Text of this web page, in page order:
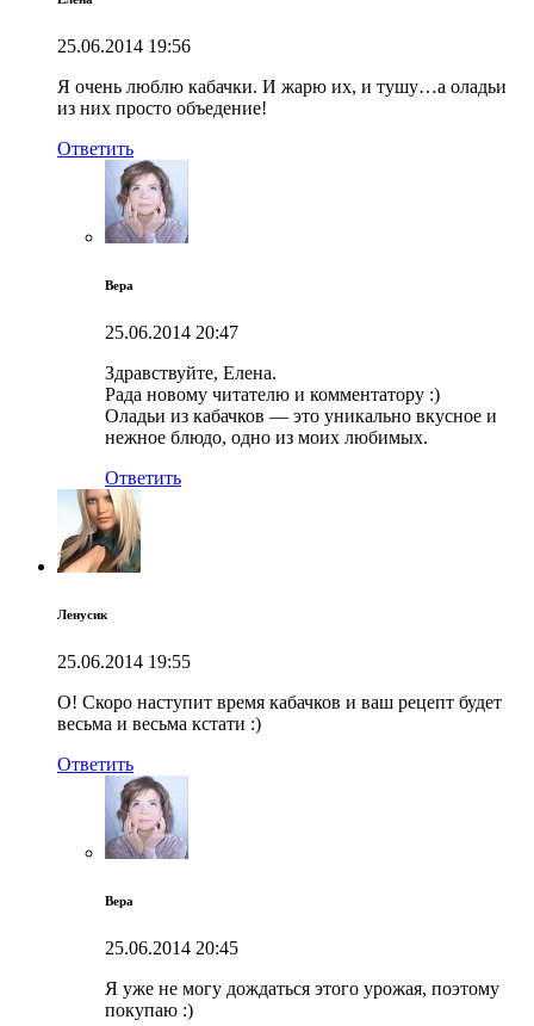
25.06.2014 19:56
Я очень люблю кабачки. И жарю их, и тушу…а оладьи
из них просто объедение!
Ответить
Вера
25.06.2014 20:47
Здравствуйте, Елена.
Рада новому читателю и комментатору :)
Оладьи из кабачков — это уникально вкусное и
нежное блюдо, одно из моих любимых.
Ответить
Ленусик
25.06.2014 19:55
О! Скоро наступит время кабачков и ваш рецепт будет
весьма и весьма кстати :)
Ответить
Вера
25.06.2014 20:45
Я уже не могу дождаться этого урожая, поэтому
покупаю :)